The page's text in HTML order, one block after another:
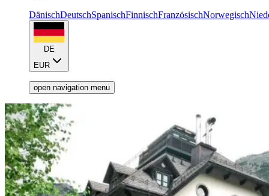
DänischDeutschSpanischFinnischFranzösischNorwegisch
DE
EUR
open navigation menu